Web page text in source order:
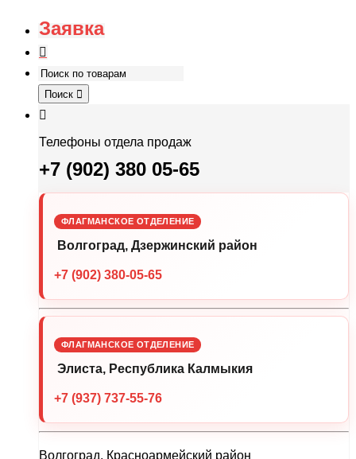
Заявка
Поиск
Телефоны отдела продаж
+7 (902) 380 05-65
ФЛАГМАНСКОЕ ОТДЕЛЕНИЕ
Волгоград, Дзержинский район
+7 (902) 380-05-65
ФЛАГМАНСКОЕ ОТДЕЛЕНИЕ
Элиста, Республика Калмыкия
+7 (937) 737-55-76
Волгоград, Красноармейский район